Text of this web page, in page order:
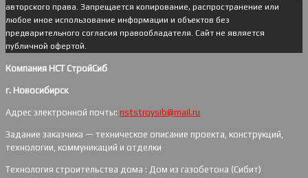
авторского права. Запрещается копирование, распространение или
любое иное использование информации и объектов без
предварительного согласия правообладателя. Cайт не является
публичной офертой.
Компания НСТ СтройСиб
г. Новосибирск
Адрес электронной почты: nststroysib@mail.ru
Задание заказчика — техническое описание проекта, конструкций,
технологии, коммуникаций и отделки
Технология строительства дома : Дом из газобетона (Сибит)